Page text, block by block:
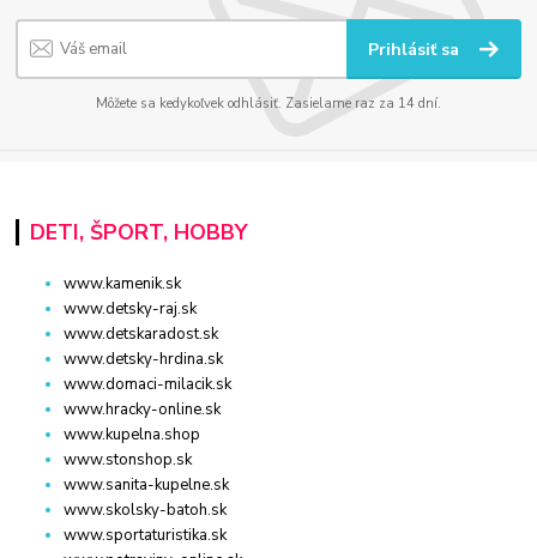
Prihlásiť sa
Môžete sa kedykoľvek odhlásiť. Zasielame raz za 14 dní.
DETI, ŠPORT, HOBBY
www.kamenik.sk
www.detsky-raj.sk
www.detskaradost.sk
www.detsky-hrdina.sk
www.domaci-milacik.sk
www.hracky-online.sk
www.kupelna.shop
www.stonshop.sk
www.sanita-kupelne.sk
www.skolsky-batoh.sk
www.sportaturistika.sk